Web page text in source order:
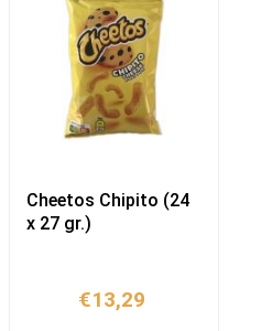
Cheetos Chipito (24
x 27 gr.)
€13,29